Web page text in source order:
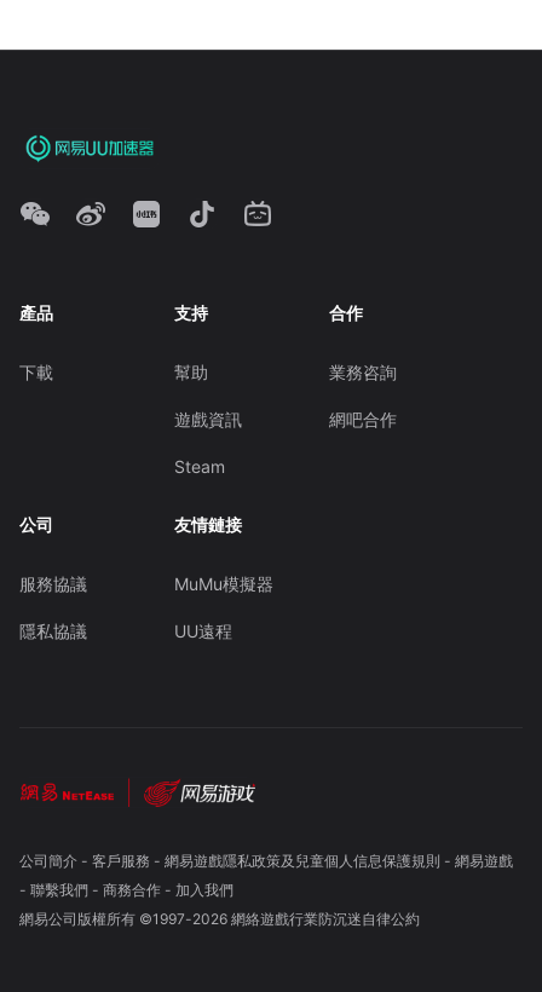
產品
下載
支持
幫助
遊戲資訊
Steam
合作
業務咨詢
網吧合作
公司
服務協議
隱私協議
友情鏈接
MuMu模擬器
UU遠程
公司簡介- 客戶服務 - 網易遊戲隱私政策及兒童個人信息保護規則 - 網易遊戲
- 聯繫我們- 商務合作- 加入我們
網易公司版權所有 ©1997-2026 網絡遊戲行業防沉迷自律公約